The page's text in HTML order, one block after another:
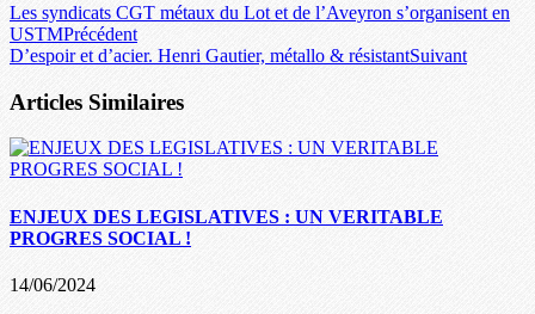
Les syndicats CGT métaux du Lot et de l’Aveyron s’organisent en
USTMPrécédent
D’espoir et d’acier. Henri Gautier, métallo & résistantSuivant
Articles Similaires
ENJEUX DES LEGISLATIVES : UN VERITABLE
PROGRES SOCIAL !
14/06/2024